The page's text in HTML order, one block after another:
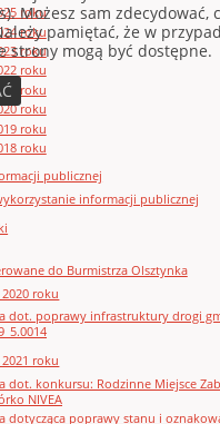
roku
roku
roku
roku
roku
roku
roku
roku
publicznej
informacji publicznej
do Burmistrza Olsztynka
roku
dot. poprawy infrastruktury drogi
roku
dot. konkursu: Rodzinne Miejsce
NIVEA
dotycząca poprawy stanu i
Możesz sam zdecydować,
pamiętać, że w
strony mogą być dostępne.